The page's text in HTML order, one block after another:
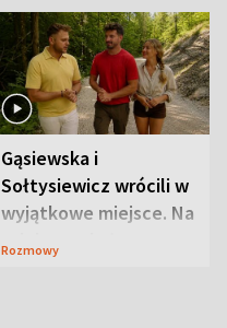
Gąsiewska i
Sołtysiewicz wrócili w
wyjątkowe miejsce. Na
szlaku czekał
Rozmowy